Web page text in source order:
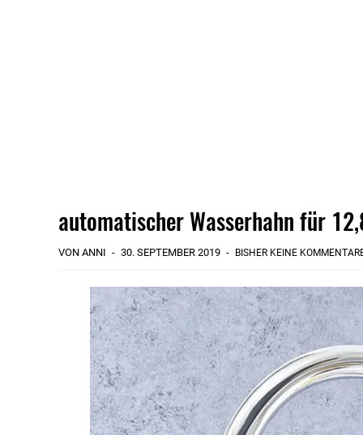
automatischer Wasserhahn für
VON ANNI 30. SEPTEMBER 2019 BISHER KEINE